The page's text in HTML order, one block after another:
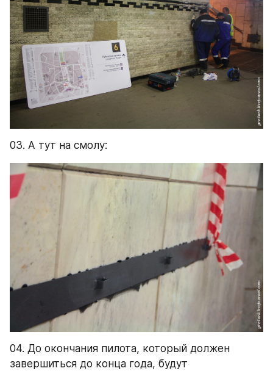
03. А тут на смолу:
04. До окончания пилота, который должен
завершиться до конца года, будут